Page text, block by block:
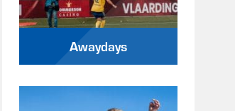
Awaydays